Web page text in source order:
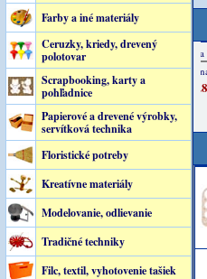
Farby a iné materiály
Ceruzky, kriedy, drevený
polotovar
Scrapbooking, karty a
pohľadnice
Papierové a drevené výrobky,
servítková technika
Floristické potreby
Kreatívne materiály
Modelovanie, odlievanie
Tradičné techniky
Filc, textil, vyhotovenie tašiek